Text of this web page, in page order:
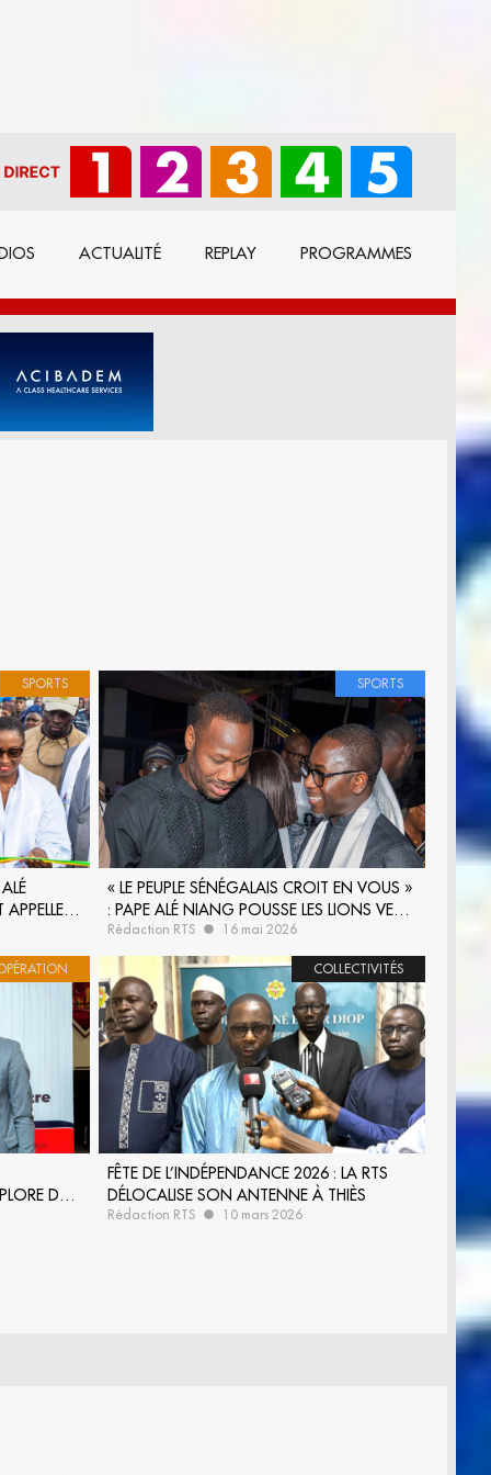
ACTUALITÉ REPLAY PROGRAMMES
À
SPORTS
« LE PEUPLE SÉNÉGALAIS CROIT EN VOUS »
: PAPE ALÉ NIANG POUSSE LES LIONS VERS
L’EXPLOIT MONDIAL
Rédaction RTS 16 mai 2026
SPORTS
DE
FÊTE DE L’INDÉPENDANCE 2026 : LA RTS
DÉLOCALISE SON ANTENNE À THIÈS
Rédaction RTS 10 mars 2026
COLLECTIVITÉS